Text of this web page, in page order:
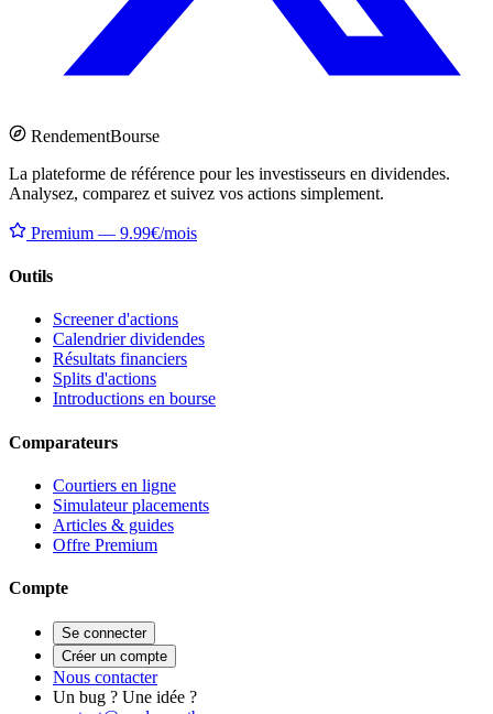
RendementBourse
La plateforme de référence pour les investisseurs en dividendes.
Analysez, comparez et suivez vos actions simplement.
Premium — 9.99€/mois
Outils
Screener d'actions
Calendrier dividendes
Résultats financiers
Splits d'actions
Introductions en bourse
Comparateurs
Courtiers en ligne
Simulateur placements
Articles & guides
Offre Premium
Compte
Se connecter
Créer un compte
Nous contacter
Un bug ? Une idée ?